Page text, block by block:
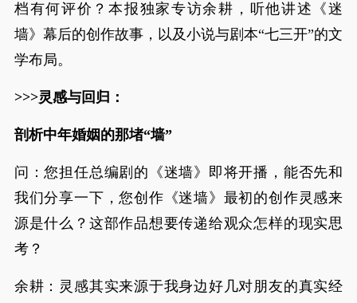
档有何评价？本报独家专访余耕，听他讲述《迷
墙》幕后的创作故事，以及小说与剧本“七三开”的文
学布局。
>>>灵感与回归：
剖析中年婚姻的那堵“墙”
问：您担任总编剧的《迷墙》即将开播，能否先和
我们分享一下，您创作《迷墙》最初的创作灵感来
源是什么？这部作品想要传递给观众怎样的现实思
考？
余耕：灵感其实来源于我身边好几对朋友的真实经